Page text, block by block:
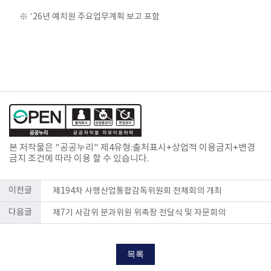
※ ’26년 예치원 주요업무계획 보고 포함
본 저작물은 "공공누리" 제4유형:출처표시+상업적 이용금지+변경
금지 조건에 따라 이용 할 수 있습니다.
이전글 제194차 사행산업통합감독위원회 전체회의 개최
다음글 제7기 사감위 분과위원 위촉장 전달식 및 자문회의
목록